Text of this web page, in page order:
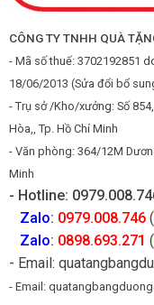
CÔNG TY TNHH QUÀ
- Mã số thuế: 3702192851
18/06/2013 (Sửa đổi bổ
- Trụ sở /Kho/xưởng: Số
Hòa,, Tp. Hồ Chí Minh
- Văn phòng: 364/12M
Minh
- Hotline:
Zalo: 0979.008.746 (
Zalo: 0898.693.271 (
- Email:
- Email: